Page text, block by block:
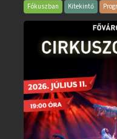
bejegyzéshez
Fókuszban Kitekintő